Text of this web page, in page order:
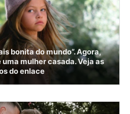
bonita do mundo”. Agora,
mulher casada. Veja as
do enlace